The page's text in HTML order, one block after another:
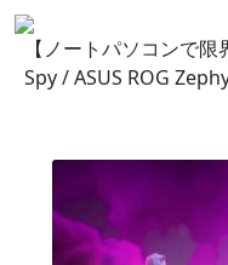
【ノートパソコンで
Spy / ASUS ROG